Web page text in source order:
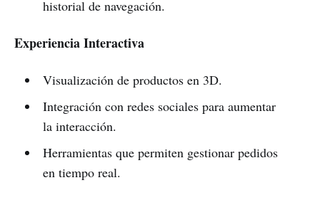
historial de navegación.
Experiencia Interactiva
Visualización de productos en 3D.
Integración con redes sociales para aumentar
la interacción.
Herramientas que permiten gestionar pedidos
en tiempo real.